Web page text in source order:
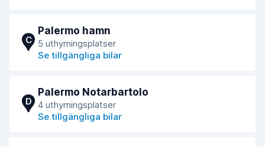
C
Palermo hamn
5 uthyrningsplatser
Se tillgängliga bilar
D
Palermo Notarbartolo
4 uthyrningsplatser
Se tillgängliga bilar